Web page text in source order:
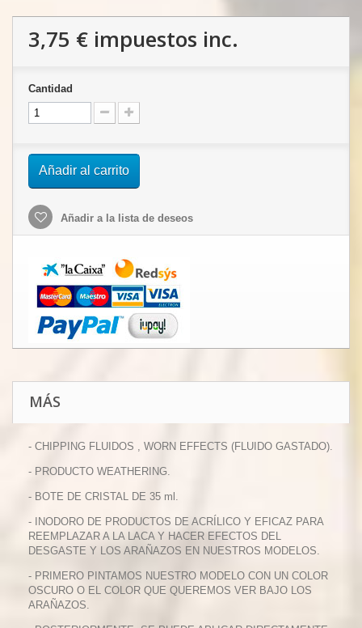
3,75 € impuestos inc.
Cantidad
Añadir al carrito
Añadir a la lista de deseos
MÁS
- CHIPPING FLUIDOS , WORN EFFECTS (FLUIDO GASTADO).
- PRODUCTO WEATHERING.
- BOTE DE CRISTAL DE 35 ml.
- INODORO DE PRODUCTOS DE ACRÍLICO Y EFICAZ PARA
REEMPLAZAR A LA LACA Y HACER EFECTOS DEL
DESGASTE Y LOS ARAÑAZOS EN NUESTROS MODELOS.
- PRIMERO PINTAMOS NUESTRO MODELO CON UN COLOR
OSCURO O EL COLOR QUE QUEREMOS VER BAJO LOS
ARAÑAZOS.